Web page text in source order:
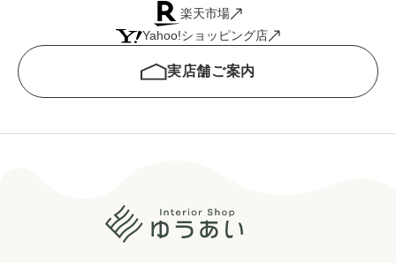
楽天市場
Yahoo!ショッピング店
実店舗ご案内